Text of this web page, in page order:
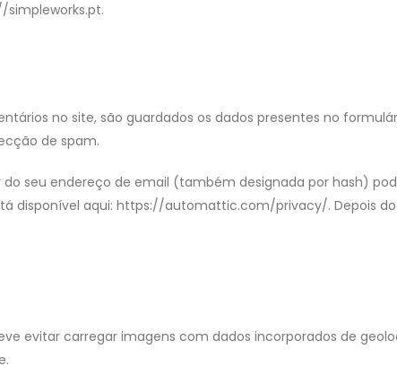
simpleworks.pt.
no site, são guardados os dados presentes no
de spam.
seu endereço de email (também designada por hash)
disponível aqui: https://automattic.com/privacy/. Depois
evitar carregar imagens com dados incorporados de